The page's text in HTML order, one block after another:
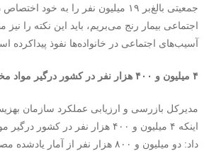
جمعیتی بالغ‌بر ۱۹ میلیون نفر را به خود
اجتماعی بیمار رنج می‌بریم، باید این نکته را
آسیب‌های اجتماعی در خانواده‌ها نفوذ پیداکرده
۴ میلیون و ۴۰۰ هزار نفر در کشور درگیر مواد مخدر هستند
مدیرکل بازرسی و ارزیابی عملکرد سازمان
اینکه ۴ میلیون و ۴۰۰ هزار نفر در
داد: دو میلیون و ۸۰۰ هزار نفر از